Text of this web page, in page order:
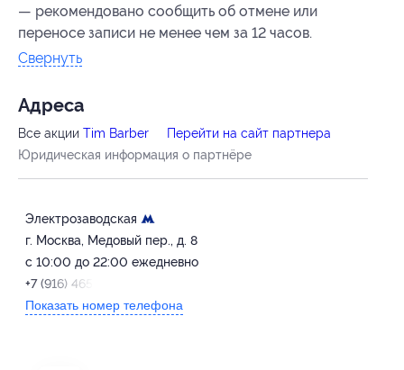
— рекомендовано сообщить об отмене или
переносе записи не менее чем за 12 часов.
Свернуть
Адресa
Все акции Tim Barber
Перейти на сайт партнера
Юридическая информация о партнёре
Электрозаводская
г. Москва, Медовый пер., д. 8
с 10:00 до 22:00 ежедневно
+7 (916) 465-15-78
Показать номер телефона